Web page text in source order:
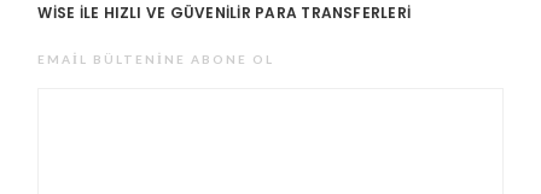
WISE ILE HIZLI VE GÜVENILIR PARA TRANSFERLERI
EMAIL BÜLTENINE ABONE OL